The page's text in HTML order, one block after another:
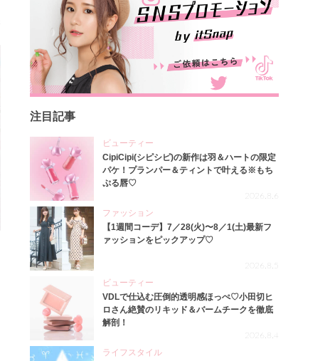
注目記事
ビューティー
CipiCipi(シピシピ)の新作は羽＆ハートの限定
パケ！プランパー＆ティントで叶える※もち
ぷる唇♡
2026.8.6
ファッション
【1週間コーデ】7／28(火)〜8／1(土)最新フ
ァッションをピックアップ♡
2026.8.5
ビューティー
VDLで仕込む圧倒的透明感ほっぺ♡小田切ヒ
ロさん絶賛のリキッド＆バームチークを徹底
解剖！
2026.8.4
ライフスタイル